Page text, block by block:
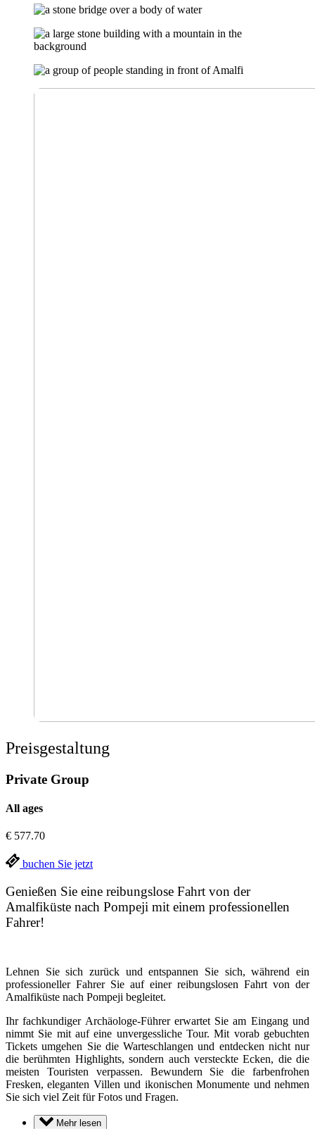
Preisgestaltung
Private Group
All ages
€ 577.70
buchen Sie jetzt
Genießen Sie eine reibungslose Fahrt von der
Amalfiküste nach Pompeji mit einem professionellen
Fahrer!
Lehnen Sie sich zurück und entspannen Sie sich, während ein
professioneller Fahrer Sie auf einer reibungslosen Fahrt von der
Amalfiküste nach Pompeji begleitet.
Ihr fachkundiger Archäologe-Führer erwartet Sie am Eingang und
nimmt Sie mit auf eine unvergessliche Tour. Mit vorab gebuchten
Tickets umgehen Sie die Warteschlangen und entdecken nicht nur
die berühmten Highlights, sondern auch versteckte Ecken, die die
meisten Touristen verpassen. Bewundern Sie die farbenfrohen
Fresken, eleganten Villen und ikonischen Monumente und nehmen
Sie sich viel Zeit für Fotos und Fragen.
Mehr lesen